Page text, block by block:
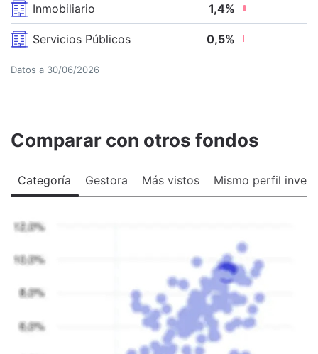
Inmobiliario 1,4%
Servicios Públicos 0,5%
Datos a 30/06/2026
Comparar con otros fondos
Categoría Gestora Más vistos Mismo perfil